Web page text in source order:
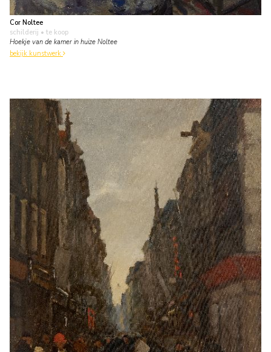
Cor Noltee
schilderij • te koop
Hoekje van de kamer in huize Noltee
bekijk kunstwerk